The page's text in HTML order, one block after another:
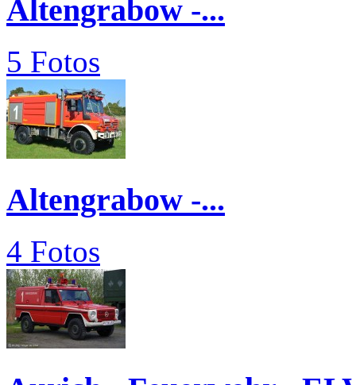
Altengrabow -...
5 Fotos
Altengrabow -...
4 Fotos